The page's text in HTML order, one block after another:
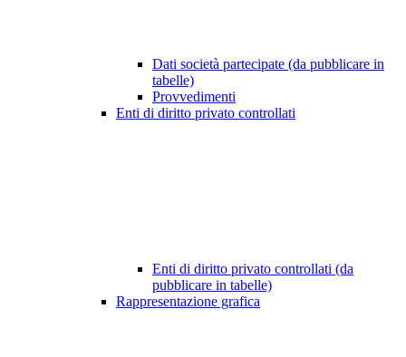
Dati società partecipate (da pubblicare in
tabelle)
Provvedimenti
Enti di diritto privato controllati
Enti di diritto privato controllati (da
pubblicare in tabelle)
Rappresentazione grafica